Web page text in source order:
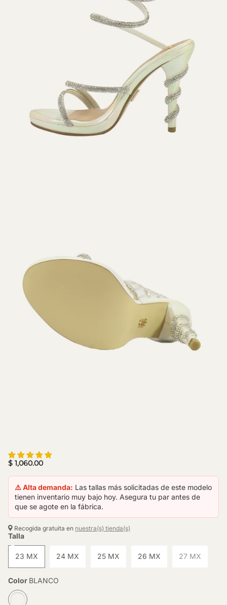
$ 1,060.00
⚠️ Alta demanda: Las tallas más solicitadas de este modelo
tienen inventario muy bajo hoy. Asegura tu par antes de
que se agote en la fábrica.
Recogida gratuita en nuestra(s) tienda(s)
Talla
23 MX 24 MX 25 MX 26 MX 27 MX
Color BLANCO